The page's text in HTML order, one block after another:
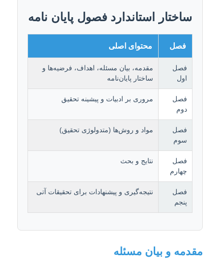
ساختار استاندارد فصول پایان نامه
فصل محتوای اصلی
فصل
اول
مقدمه، بیان مسئله، اهداف، فرضیه‌ها و
ساختار پایان‌نامه
فصل
دوم
مروری بر ادبیات و پیشینه تحقیق
فصل
سوم
مواد و روش‌ها (متدولوژی تحقیق)
فصل
چهارم
نتایج و بحث
فصل
پنجم
نتیجه‌گیری و پیشنهادات برای تحقیقات آتی
مقدمه و بیان مسئله